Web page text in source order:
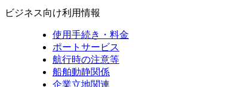
ビジネス向け利用情報
使用手続き・料金
ポートサービス
航行時の注意等
船舶動静関係
企業立地関連